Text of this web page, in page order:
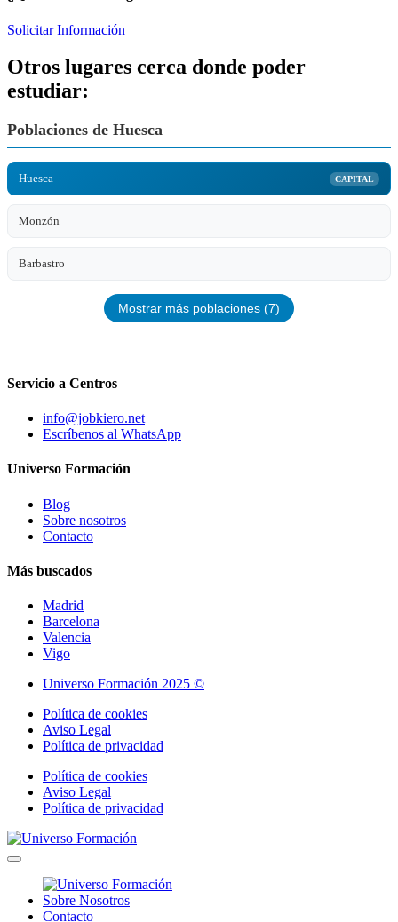
Solicitar Información
Otros lugares cerca donde poder
estudiar:
Poblaciones de Huesca
Huesca CAPITAL
Monzón
Barbastro
Mostrar más poblaciones (7)
Servicio a Centros
info@jobkiero.net
Escríbenos al WhatsApp
Universo Formación
Blog
Sobre nosotros
Contacto
Más buscados
Madrid
Barcelona
Valencia
Vigo
Universo Formación 2025 ©
Política de cookies
Aviso Legal
Política de privacidad
Política de cookies
Aviso Legal
Política de privacidad
Sobre Nosotros
Contacto